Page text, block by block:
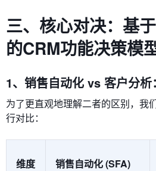
三、核心对决：基
的CRM功能决策模
1、销售自动化 vs 客户分
为了更直观地理解二者的区别，我
行对比：
维度 销售自动化 (SFA)